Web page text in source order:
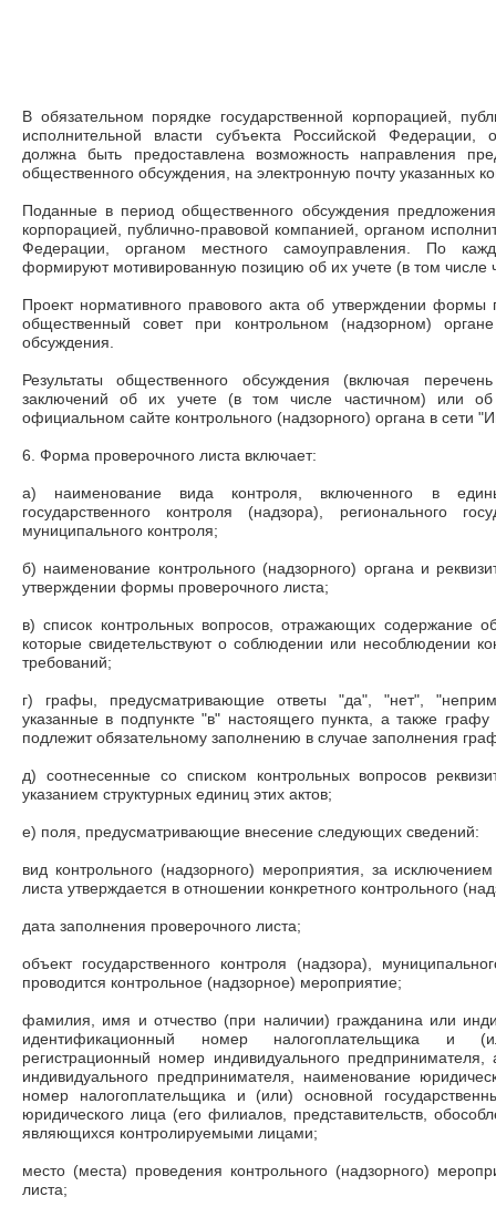
В обязательном порядке государственной корпорацией,
исполнительной власти субъекта Российской Федерации,
должна быть предоставлена возможность направления
общественного обсуждения, на электронную почту указанных
Поданные в период общественного обсуждения предложения
корпорацией, публично-правовой компанией, органом
Федерации, органом местного самоуправления. По
формируют мотивированную позицию об их учете (в том числе
Проект нормативного правового акта об утверждении формы
общественный совет при контрольном (надзорном)
обсуждения.
Результаты общественного обсуждения (включая
заключений об их учете (в том числе частичном) или
официальном сайте контрольного (надзорного) органа в сети
6. Форма проверочного листа включает:
а) наименование вида контроля, включенного в
государственного контроля (надзора), регионального
муниципального контроля;
б) наименование контрольного (надзорного) органа и
утверждении формы проверочного листа;
в) список контрольных вопросов, отражающих содержание
которые свидетельствуют о соблюдении или несоблюдении
требований;
г) графы, предусматривающие ответы "да", "нет",
указанные в подпункте "в" настоящего пункта, а также
подлежит обязательному заполнению в случае заполнения
д) соотнесенные со списком контрольных вопросов
указанием структурных единиц этих актов;
е) поля, предусматривающие внесение следующих сведений:
вид контрольного (надзорного) мероприятия, за
листа утверждается в отношении конкретного контрольного
дата заполнения проверочного листа;
объект государственного контроля (надзора),
проводится контрольное (надзорное) мероприятие;
фамилия, имя и отчество (при наличии) гражданина или
идентификационный номер налогоплательщика и
регистрационный номер индивидуального
индивидуального предпринимателя, наименование
номер налогоплательщика и (или) основной
юридического лица (его филиалов, представительств,
являющихся контролируемыми лицами;
место (места) проведения контрольного (надзорного)
листа;